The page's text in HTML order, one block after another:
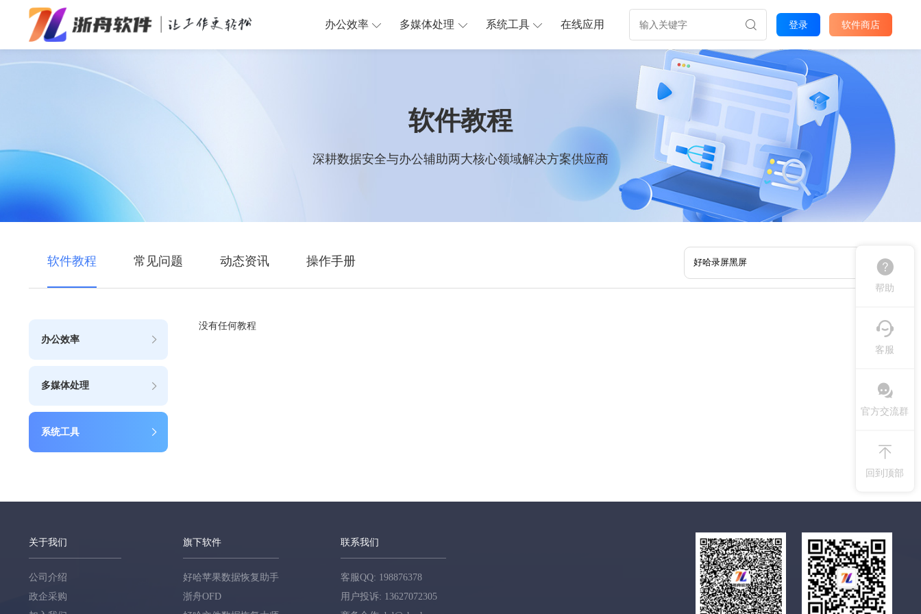
办公效率
办公效率 多媒体处理 系统工具 在线应用 登录 软件商店
软件教程
深耕数据安全与办公辅助两大核心领域解决方案供应商
软件教程 常见问题 动态资讯 操作手册
办公效率
多媒体处理
系统工具
没有任何教程
关于我们
公司介绍
政企采购
旗下软件
好哈苹果数据恢复助手
浙舟OFD
联系我们
客服QQ: 198876378
用户投诉: 13627072305
帮助
客服
官方交流群
回到顶部